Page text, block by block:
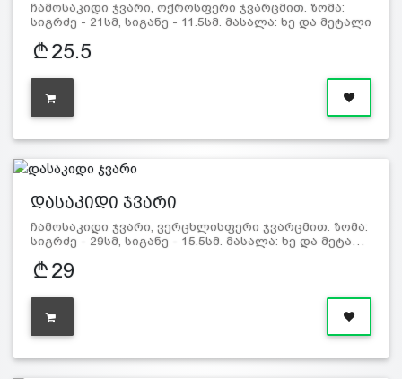
ჩამოსაკიდი ჯვარი, ოქროსფერი ჯვარცმით. ზომა:
სიგრძე - 21სმ, სიგანე - 11.5სმ. მასალა: ხე და მეტალი
25.5
დასაკიდი ჯვარი
ჩამოსაკიდი ჯვარი, ვერცხლისფერი ჯვარცმით. ზომა:
სიგრძე - 29სმ, სიგანე - 15.5სმ. მასალა: ხე და მეტა…
29